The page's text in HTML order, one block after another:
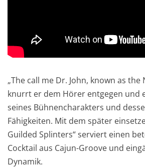
„The call me Dr. John, known as
knurrt er dem Hörer entgegen und
seines Bühnencharakters und
Fähigkeiten. Mit dem später
Guilded Splinters“ serviert einen
Cocktail aus Cajun-Groove und
Dynamik.